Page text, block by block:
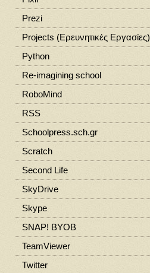
Prezi
Projects (Ερευνητικές Εργασίες)
Python
Re-imagining school
RoboMind
RSS
Schoolpress.sch.gr
Scratch
Second Life
SkyDrive
Skype
SNAP! BYOB
TeamViewer
Twitter